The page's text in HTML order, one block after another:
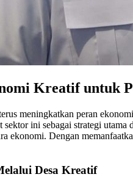
Kreatif untuk
meningkatkan peran
ini sebagai strategi
ekonomi. Dengan
Desa Kreatif